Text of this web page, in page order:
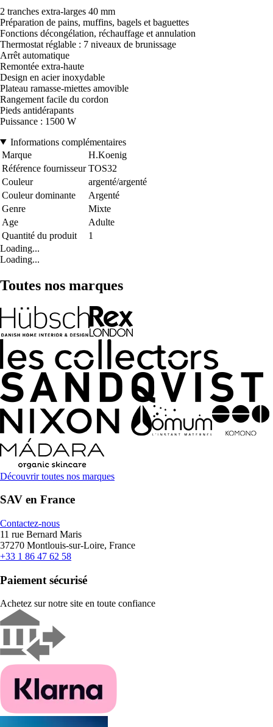
2 tranches extra-larges 40 mm
Préparation de pains, muffins, bagels et baguettes
Fonctions décongélation, réchauffage et annulation
Thermostat réglable : 7 niveaux de brunissage
Arrêt automatique
Remontée extra-haute
Design en acier inoxydable
Plateau ramasse-miettes amovible
Rangement facile du cordon
Pieds antidérapants
Puissance : 1500 W
Informations complémentaires
Marque
H.Koenig
Référence fournisseur TOS32
Couleur
argenté/argenté
Couleur dominante
Argenté
Genre
Mixte
Age
Adulte
Quantité du produit
1
Loading...
Loading...
Toutes nos marques
Découvrir toutes nos marques
SAV en France
Contactez-nous
11 rue Bernard Maris
37270 Montlouis-sur-Loire, France
+33 1 86 47 62 58
Paiement sécurisé
Achetez sur notre site en toute confiance